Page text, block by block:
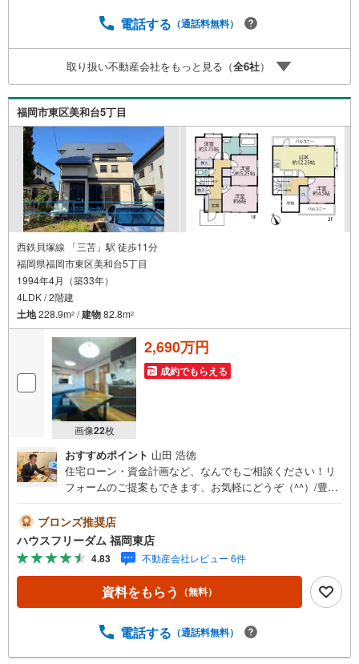
いて移動が大変」という方も大歓迎。平日・夜間の現地案
いたします。まずは『見るだけ』『ローン相談だけ』でも
大歓迎。お客様のペースを最優先し、無理な営業は一切行
いません。お客様のライフスタイルに合わせた快適な住ま
い探しをお手伝いいたします。まずはお気軽にお問い合わ
せくださいませ。
電話する （通話料無料）
取り扱い不動産会社をもっと見る（全6社）
福岡市東区美和台5丁目
西鉄貝塚線 「三苫」駅 徒歩11分
福岡県福岡市東区美和台5丁目
1994年4月（築33年）
4LDK / 2階建
土地228.9m2 /建物82.8m2
画像22枚
2,690万円
成約でもらえる
おすすめポイント 山田 浩徳
住宅ローン・資金計画など、なんでもご相談ください！リ
フォームのご提案もできます、お気軽にどうぞ（^^）/豊富
す！ハウスフリーダム 福岡東店
ブロンズ推奨店
ハウスフリーダム 福岡東店
4.83 不動産会社レビュー 6件
資料をもらう （無料）
電話する （通話料無料）